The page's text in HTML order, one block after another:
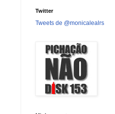
Twitter
Tweets de @monicalealrs